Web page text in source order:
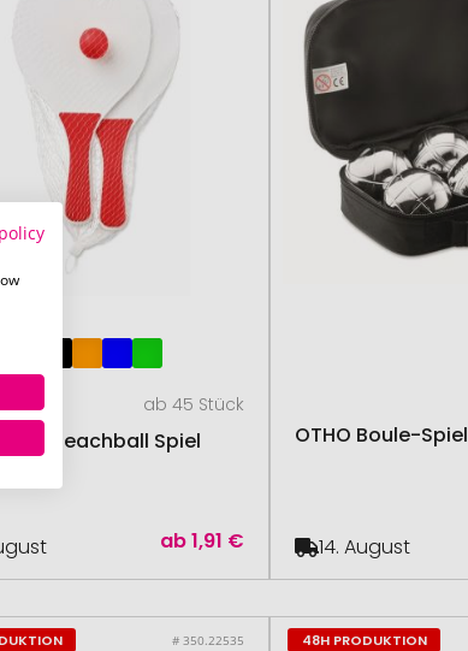
ab 45 Stück
Beachball Spiel
ab1,91 €
OTHO Boule-Spiel
14. August
# 350.22535 48H PRODUKTION